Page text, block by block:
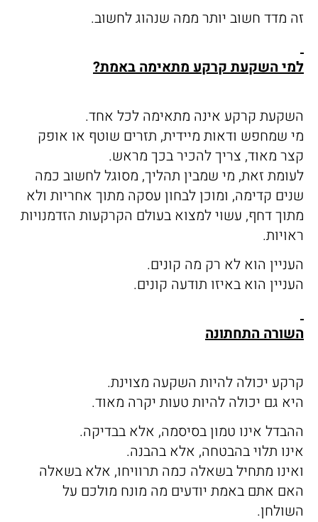
זה מדד חשוב יותר ממה שנהוג לחשוב.
למי השקעת קרקע מתאימה באמת?
השקעת קרקע אינה מתאימה לכל אחד.
מי שמחפש ודאות מיידית, תזרים שוטף או אופק
קצר מאוד, צריך להכיר בכך מראש.
לעומת זאת, מי שמבין תהליך, מסוגל לחשוב כמה
שנים קדימה, ומוכן לבחון עסקה מתוך אחריות ולא
מתוך דחף, עשוי למצוא בעולם הקרקעות הזדמנויות
ראויות.
העניין הוא לא רק מה קונים.
העניין הוא באיזו תודעה קונים.
השורה התחתונה
קרקע יכולה להיות השקעה מצוינת.
היא גם יכולה להיות טעות יקרה מאוד.
ההבדל אינו טמון בסיסמה, אלא בבדיקה.
אינו תלוי בהבטחה, אלא בהבנה.
ואינו מתחיל בשאלה כמה תרוויחו, אלא בשאלה
האם אתם באמת יודעים מה מונח מולכם על
השולחן.